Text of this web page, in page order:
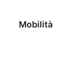
Mobilità